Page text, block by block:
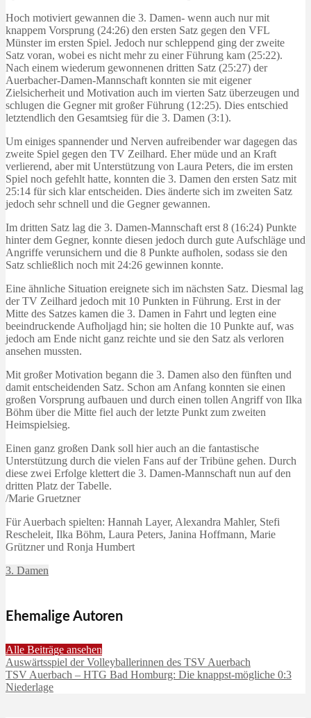
Hoch motiviert gewannen die 3. Damen- wenn auch nur mit
knappem Vorsprung (24:26) den ersten Satz gegen den VFL
Münster im ersten Spiel. Jedoch nur schleppend ging der zweite
Satz voran, wobei es nicht mehr zu einer Führung kam (25:22).
Nach einem wiederum gewonnenen dritten Satz (25:27) der
Auerbacher-Damen-Mannschaft konnten sie mit eigener
Zielsicherheit und Motivation auch im vierten Satz überzeugen und
schlugen die Gegner mit großer Führung (12:25). Dies entschied
letztendlich den Gesamtsieg für die 3. Damen (3:1).
Um einiges spannender und Nerven aufreibender war dagegen das
zweite Spiel gegen den TV Zeilhard. Eher müde und an Kraft
verlierend, aber mit Unterstützung von Laura Peters, die im ersten
Spiel noch gefehlt hatte, konnten die 3. Damen den ersten Satz mit
25:14 für sich klar entscheiden. Dies änderte sich im zweiten Satz
jedoch sehr schnell und die Gegner gewannen.
Im dritten Satz lag die 3. Damen-Mannschaft erst 8 (16:24) Punkte
hinter dem Gegner, konnte diesen jedoch durch gute Aufschläge und
Angriffe verunsichern und die 8 Punkte aufholen, sodass sie den
Satz schließlich noch mit 24:26 gewinnen konnte.
Eine ähnliche Situation ereignete sich im nächsten Satz. Diesmal lag
der TV Zeilhard jedoch mit 10 Punkten in Führung. Erst in der
Mitte des Satzes kamen die 3. Damen in Fahrt und legten eine
beeindruckende Aufholjagd hin; sie holten die 10 Punkte auf, was
jedoch am Ende nicht ganz reichte und sie den Satz als verloren
ansehen mussten.
Mit großer Motivation begann die 3. Damen also den fünften und
damit entscheidenden Satz. Schon am Anfang konnten sie einen
großen Vorsprung aufbauen und durch einen tollen Angriff von Ilka
Böhm über die Mitte fiel auch der letzte Punkt zum zweiten
Heimspielsieg.
Einen ganz großen Dank soll hier auch an die fantastische
Unterstützung durch die vielen Fans auf der Tribüne gehen. Durch
diese zwei Erfolge klettert die 3. Damen-Mannschaft nun auf den
dritten Platz der Tabelle.
/Marie Gruetzner
Für Auerbach spielten: Hannah Layer, Alexandra Mahler, Stefi
Rescheleit, Ilka Böhm, Laura Peters, Janina Hoffmann, Marie
Grützner und Ronja Humbert
3. Damen
Ehemalige Autoren
Alle Beiträge ansehen
Auswärtsspiel der Volleyballerinnen des TSV Auerbach
TSV Auerbach – HTG Bad Homburg: Die knappst-mögliche 0:3
Niederlage